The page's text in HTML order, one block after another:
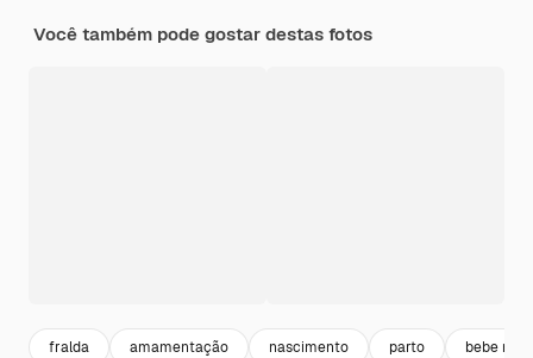
Você também pode gostar destas fotos
fralda amamentação nascimento parto bebe